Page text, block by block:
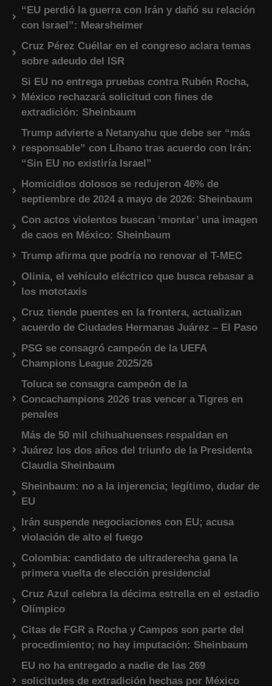
“EU perdió la guerra con Irán y dañó su relación
con Israel”: Mearsheimer
Cruz Pérez Cuéllar en el congreso aclara temas
sobre adeudo del ISR
Si EU no entrega pruebas contra Rubén Rocha,
México rechazará solicitud con fines de
extradición: Sheinbaum
Trump advierte a Netanyahu que debe ser “más
responsable” con Líbano tras acuerdo con Irán:
“Sin EU no existiría Israel”
Homicidios dolosos se redujeron 46% de
septiembre de 2024 a mayo de 2026: Sheinbaum
Con actos violentos buscan ‘montar’ una imagen
de caos en México: Sheinbaum
Trump afirma que podría no renovar el T-MEC
Olinia, el vehículo eléctrico que busca rebasar a
los mototaxis
Cruz tiende puentes en la frontera, actualizan
acuerdo de Ciudades Hermanas Juárez – El Paso
PSG se consagró campeón de la UEFA
Champions League 2025/26
Toluca se consagra campeón de la
Concachampions 2026 tras vencer a Tigres en
penales
Más de 50 mil chihuahuenses respaldan en
Juárez los dos años del triunfo de la Presidenta
Claudia Sheinbaum
Sheinbaum: no a la injerencia; legítimo, dudar de
EU
Irán suspende negociaciones con EU; acusa
violación de alto el fuego
Colombia: candidato de ultraderecha gana la
primera vuelta de elección presidencial
Cruz Azul celebra la décima estrella en el estadio
Olímpico
Citas de FGR a Rocha y Campos son parte del
procedimiento; no hay imputación: Sheinbaum
EU no ha entregado a nadie de las 269
solicitudes de extradición hechas por México